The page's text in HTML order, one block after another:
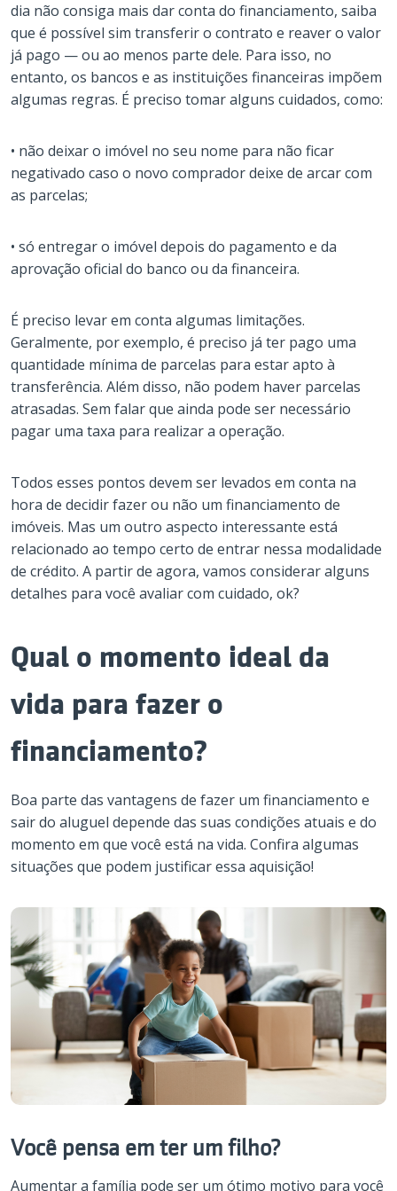
dia não consiga mais dar conta do financiamento, saiba
que é possível sim transferir o contrato e reaver o valor
já pago — ou ao menos parte dele. Para isso, no
entanto, os bancos e as instituições financeiras impõem
algumas regras. É preciso tomar alguns cuidados, como:
• não deixar o imóvel no seu nome para não ficar
negativado caso o novo comprador deixe de arcar com
as parcelas;
• só entregar o imóvel depois do pagamento e da
aprovação oficial do banco ou da financeira.
É preciso levar em conta algumas limitações.
Geralmente, por exemplo, é preciso já ter pago uma
quantidade mínima de parcelas para estar apto à
transferência. Além disso, não podem haver parcelas
atrasadas. Sem falar que ainda pode ser necessário
pagar uma taxa para realizar a operação.
Todos esses pontos devem ser levados em conta na
hora de decidir fazer ou não um financiamento de
imóveis. Mas um outro aspecto interessante está
relacionado ao tempo certo de entrar nessa modalidade
de crédito. A partir de agora, vamos considerar alguns
detalhes para você avaliar com cuidado, ok?
Qual o momento ideal da
vida para fazer o
financiamento?
Boa parte das vantagens de fazer um financiamento e
sair do aluguel depende das suas condições atuais e do
momento em que você está na vida. Confira algumas
situações que podem justificar essa aquisição!
Você pensa em ter um filho?
Aumentar a família pode ser um ótimo motivo para você